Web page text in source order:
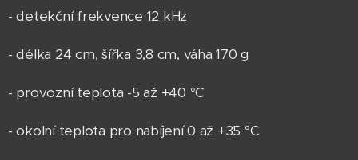
- detekční frekvence 12 kHz
- délka 24 cm, šířka 3,8 cm, váha 170 g
- provozní teplota -5 až +40 °C
- okolní teplota pro nabíjení 0 až +35 °C